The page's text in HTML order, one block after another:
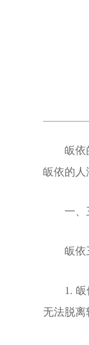
皈依
皈依的人
一、
皈依
1.
无法脱离